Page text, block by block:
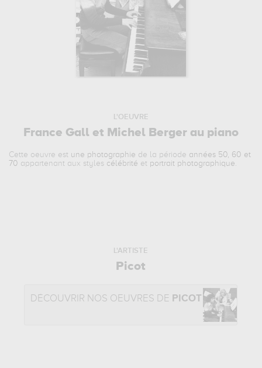
L'OEUVRE
France Gall et Michel Berger au piano
Cette oeuvre est une photographie de la période années 50, 60 et
70 appartenant aux styles célébrité et portrait photographique.
L'ARTISTE
Picot
DÉCOUVRIR NOS OEUVRES DE PICOT